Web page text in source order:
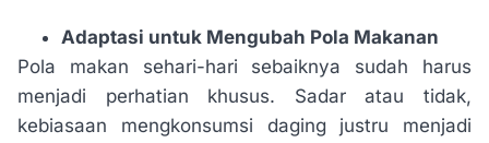
Adaptasi untuk Mengubah Pola Makanan
Pola makan sehari-hari sebaiknya sudah harus
menjadi perhatian khusus. Sadar atau tidak,
kebiasaan mengkonsumsi daging justru menjadi